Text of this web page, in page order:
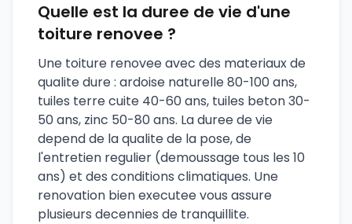
Quelle est la duree de vie d'une
toiture renovee ?
Une toiture renovee avec des materiaux de
qualite dure : ardoise naturelle 80-100 ans,
tuiles terre cuite 40-60 ans, tuiles beton 30-
50 ans, zinc 50-80 ans. La duree de vie
depend de la qualite de la pose, de
l'entretien regulier (demoussage tous les 10
ans) et des conditions climatiques. Une
renovation bien executee vous assure
plusieurs decennies de tranquillite.